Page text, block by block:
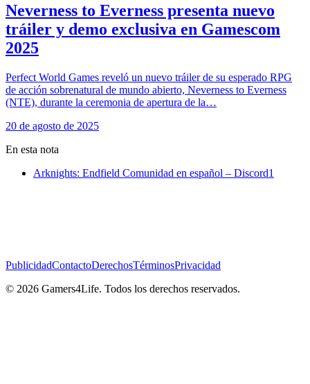
Neverness to Everness presenta nuevo
tráiler y demo exclusiva en Gamescom
2025
Perfect World Games reveló un nuevo tráiler de su esperado RPG
de acción sobrenatural de mundo abierto, Neverness to Everness
(NTE), durante la ceremonia de apertura de la…
20 de agosto de 2025
En esta nota
Arknights: Endfield Comunidad en español – Discord1
PublicidadContactoDerechosTérminosPrivacidad
© 2026 Gamers4Life. Todos los derechos reservados.